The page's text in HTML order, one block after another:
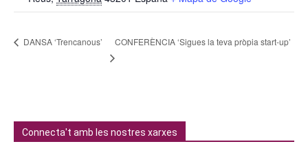
DANSA ‘Trencanous’ CONFERÈNCIA ‘Sigues la teva pròpia start-up’
Connecta't amb les nostres xarxes